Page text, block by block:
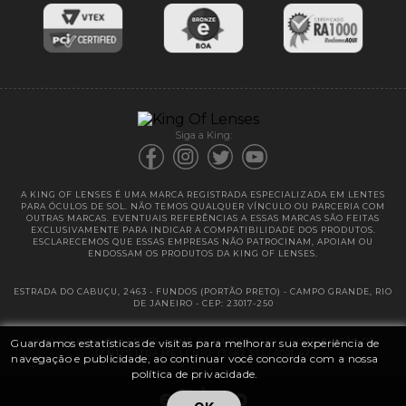
Guardamos estatísticas de visitas para melhorar sua experiência de
navegação e publicidade, ao continuar você concorda com a nossa
política de privacidade.
Entregas
Siga a King:
A KING OF LENSES É UMA MARCA REGISTRADA ESPECIALIZADA EM LENTES
PARA ÓCULOS DE SOL. NÃO TEMOS QUALQUER VÍNCULO OU PARCERIA COM
OUTRAS MARCAS. EVENTUAIS REFERÊNCIAS A ESSAS MARCAS SÃO FEITAS
EXCLUSIVAMENTE PARA INDICAR A COMPATIBILIDADE DOS PRODUTOS.
ESCLARECEMOS QUE ESSAS EMPRESAS NÃO PATROCINAM, APOIAM OU
ENDOSSAM OS PRODUTOS DA KING OF LENSES.
ESTRADA DO CABUÇU, 2463 - FUNDOS (PORTÃO PRETO) - CAMPO GRANDE, RIO
DE JANEIRO - CEP: 23017-250
@ 2025 | KING OF LENSES - KING OF IMPORTAÇÃO E DISTRIBUIÇÃO DE
LENTES LTDA ME | CNPJ: 13.682.533 / 0001-42